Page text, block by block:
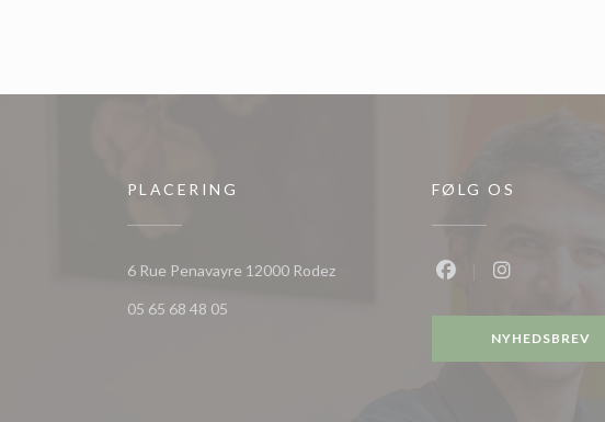
PLACERING
6 Rue Penavayre 12000 Rodez((åbner i et nyt vindue))
05 65 68 48 05
FØLG OS
NYHEDSBREV